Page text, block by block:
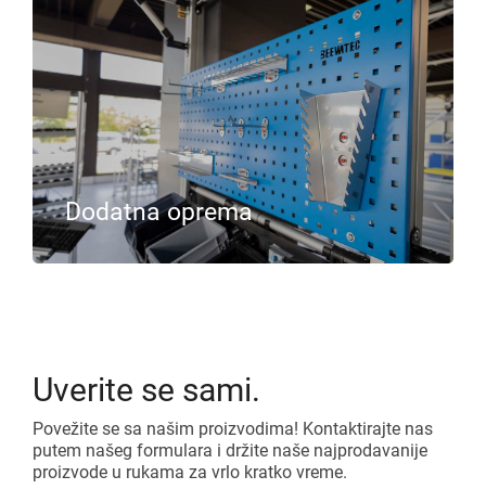
Dodatna oprema
Uverite se sami.
Povežite se sa našim proizvodima! Kontaktirajte nas
putem našeg formulara i držite naše najprodavanije
proizvode u rukama za vrlo kratko vreme.